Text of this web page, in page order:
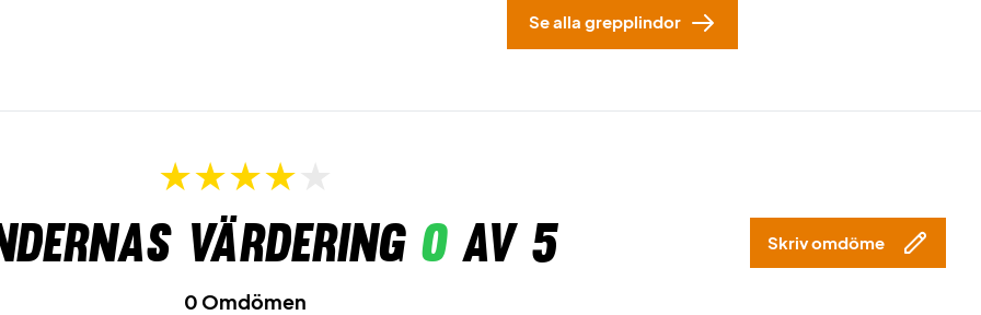
Se alla grepplindor
värdering 0av 5 Skriv omdöme
0 Omdömen